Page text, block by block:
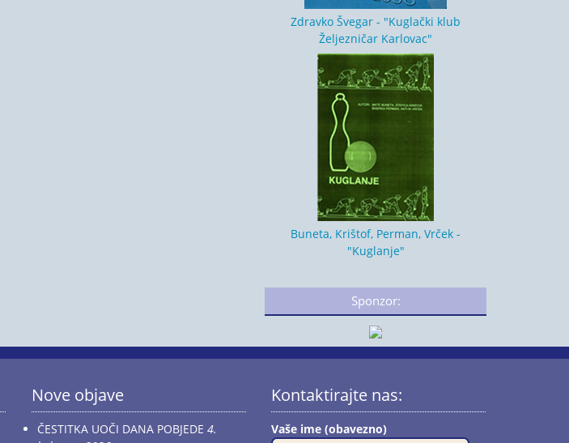
Zdravko Švegar - "Kuglački klub
Željezničar Karlovac"
Buneta, Krištof, Perman, Vrček -
"Kuglanje"
Sponzor:
Nove objave
ČESTITKA UOČI DANA POBJEDE 4.
Kontaktirajte nas:
Vaše ime (obavezno)